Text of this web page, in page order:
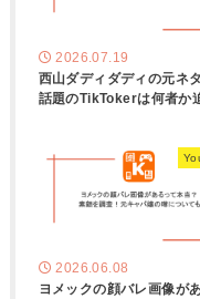
2026.07.19
西山ダディダディの元ネ
話題のTikTokerは何者か
2026.06.08
ヨメックの顔バレ画像が